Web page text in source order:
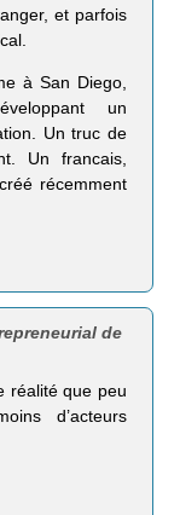
et parfois
à San Diego,
un
Un truc de
Un francais,
récemment
de
réalité que peu
d’acteurs